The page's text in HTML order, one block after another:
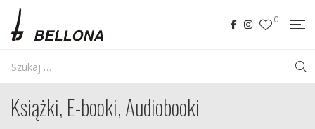
0
Książki, E-booki, Audiobooki